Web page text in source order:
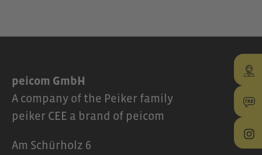
peicom GmbH
A company of the Peiker family
peiker CEE a brand of peicom
Am Schürholz 6